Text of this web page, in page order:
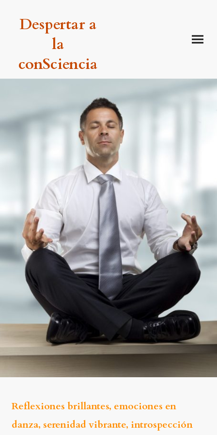
Despertar a
la
conSciencia
con el Doctor Herrero
Reflexiones brillantes, emociones en
danza, serenidad vibrante, introspección